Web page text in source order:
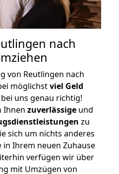
nach
von Reutlingen nach
möglichstviel Geld
uns genau richtig!
Ihnen zuverlässige und
zu
sich um nichts anderes
Ihrem neuen Zuhause
verfügen wir über
mit Umzügen von